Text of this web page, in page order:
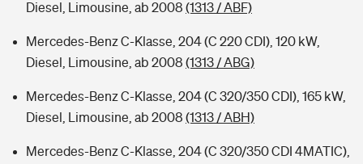
Diesel, Limousine, ab 2008 (1313 / ABF)
Mercedes-Benz C-Klasse, 204 (C 220 CDI), 120 kW,
Diesel, Limousine, ab 2008 (1313 / ABG)
Mercedes-Benz C-Klasse, 204 (C 320/350 CDI), 165 kW,
Diesel, Limousine, ab 2008 (1313 / ABH)
Mercedes-Benz C-Klasse, 204 (C 320/350 CDI 4MATIC),